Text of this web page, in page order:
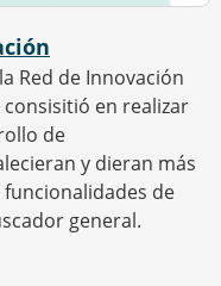
Red de Innovación
en realizar
de
y dieran más
de
general.